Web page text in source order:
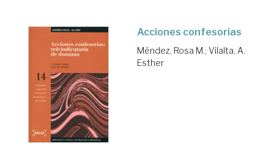
Acciones confesorias
Méndez, Rosa M.; Vilalta, A.
Esther